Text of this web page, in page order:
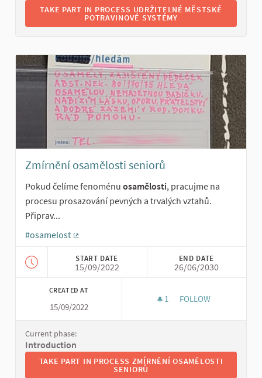
TAKE PART IN PROCESS UDRŽITELNÉ MĚSTSKÉ
TAKE PART IN PROCESS UDRŽITELNÉ MĚSTSKÉ
POTRAVINOVÉ SYSTÉMY
Zmírnění osamělosti seniorů
Pokud čelíme fenoménu osamělosti, pracujme na
procesu prosazování pevných a trvalých vztahů.
Připrav...
#osamelost
START DATE
15/09/2022
END DATE
26/06/2030
CREATED AT
15/09/2022
1 1 FOLLOWER
FOLLOW
Current phase:
Introduction
TAKE PART IN PROCESS ZMÍRNĚNÍ OSAMĚLOSTI SENIORŮ
TAKE PART IN PROCESS ZMÍRNĚNÍ OSAMĚLOSTI
SENIORŮ